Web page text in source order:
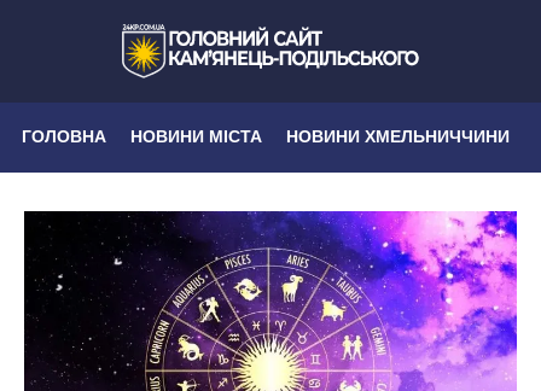
ГОЛОВНА НОВИНИ МІСТА НОВИНИ ХМЕЛЬНИЧЧИНИ